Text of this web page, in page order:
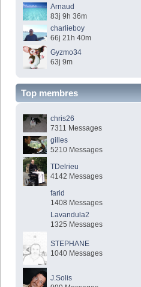
Arnaud
83j 9h 36m
charlieboy
66j 21h 40m
Gyzmo34
63j 9m
Top membres
chris26
7311 Messages
gilles
5210 Messages
TDelrieu
4142 Messages
farid
1408 Messages
Lavandula2
1325 Messages
STEPHANE
1040 Messages
J.Solis